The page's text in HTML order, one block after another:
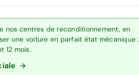
nos centres de reconditionnement, en
une voiture en parfait état mécanique :
12 mois.